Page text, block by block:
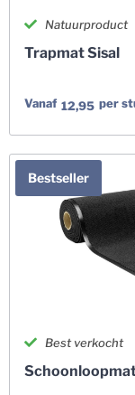
Natuurproduct
Trapmat Sisal
Vanaf 12,95 per
Bestseller
Best verkocht